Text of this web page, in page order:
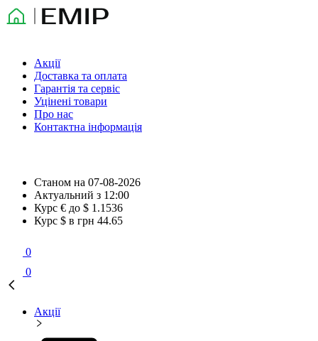
Акції
Доставка та оплата
Гарантія та сервіс
Уцінені товари
Про нас
Контактна інформація
Станом на 07-08-2026
Актуальний з 12:00
Курс € до $ 1.1536
Курс $ в грн 44.65
0
0
Акції